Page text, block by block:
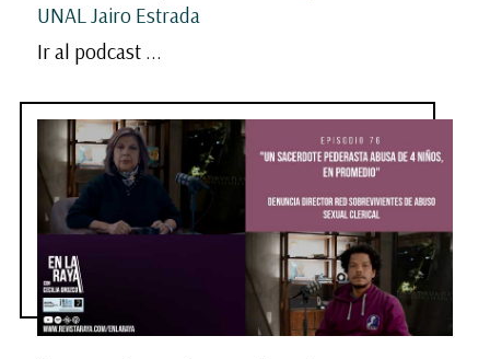
UNAL Jairo Estrada
Ir al podcast ...